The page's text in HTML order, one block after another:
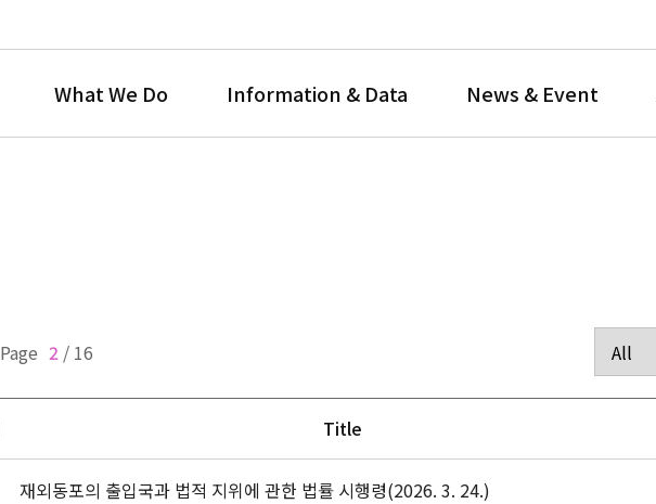
What We Do Information & Data News & Event
Page 2 / 16
Title
재외동포의 출입국과 법적 지위에 관한 법률 시행령(2026. 3. 24.)